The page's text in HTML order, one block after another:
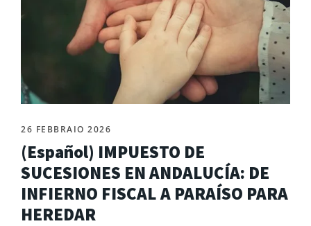
26 FEBBRAIO 2026
(Español) IMPUESTO DE
SUCESIONES EN ANDALUCÍA: DE
INFIERNO FISCAL A PARAÍSO PARA
HEREDAR